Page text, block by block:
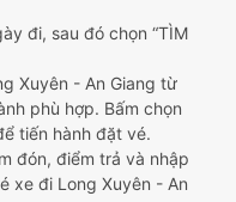
đi, sau đó chọn “TÌM
Xuyên - An Giang từ
phù hợp. Bấm chọn
tiến hành đặt vé.
đón, điểm trả và nhập
xe đi Long Xuyên - An